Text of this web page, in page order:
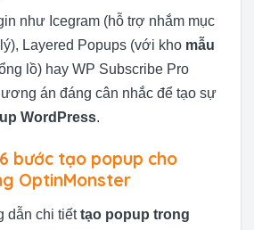
như Icegram (hỗ trợ nhắm mục
Layered Popups (với kho mẫu
lồ) hay WP Subscribe Pro
án đáng cân nhắc để tạo sự
WordPress.
bước tạo popup cho
OptinMonster
dẫn chi tiếttạo popup trong